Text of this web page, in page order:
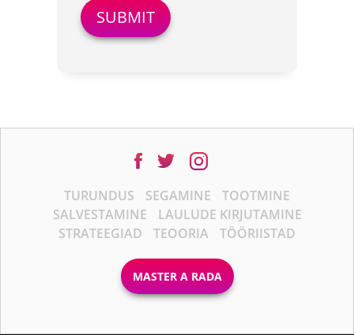
TURUNDUS SEGAMINE
TOOTMINE
SALVESTAMINE
LAULUDE KIRJUTAMINE
STRATEEGIAD
TEOORIA TÖÖRIISTAD
MASTER A RADA